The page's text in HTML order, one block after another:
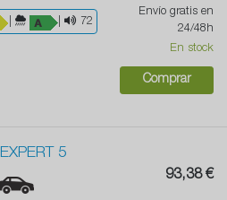
72
Envío gratis en
24/48h
En stock
Comprar
5
93,38 €